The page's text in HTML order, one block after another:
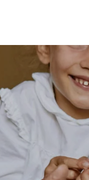
HOMMES